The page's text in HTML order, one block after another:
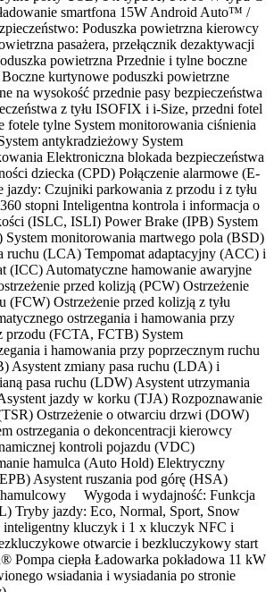
smartfona 15W Android Auto™ /
Poduszka powietrzna kierowcy
pasażera, przełącznik dezaktywacji
powietrzna Przednie i tylne boczne
kurtynowe poduszki powietrzne
na wysokość przednie pasy bezpieczeństwa
z tyłu ISOFIX i i-Size, przedni fotel
fotele tylne System monitorowania ciśnienia
antykradzieżowy System
Elektroniczna blokada bezpieczeństwa
dziecka (CPD) Połączenie alarmowe (E-
Czujniki parkowania z przodu i z tyłu
stopni Inteligentna kontrola i informacja o
(ISLC, ISLI) Power Brake (IPB) System
monitorowania martwego pola (BSD)
ruchu (LCA) Tempomat adaptacyjny (ACC) i
(ICC) Automatyczne hamowanie awaryjne
przed kolizją (PCW) Ostrzeżenie
(FCW) Ostrzeżenie przed kolizją z tyłu
ostrzegania i hamowania przy
przodu (FCTA, FCTB) System
i hamowania przy poprzecznym ruchu
Asystent zmiany pasa ruchu (LDA) i
pasa ruchu (LDW) Asystent utrzymania
jazdy w korku (TJA) Rozpoznawanie
Ostrzeżenie o otwarciu drzwi (DOW)
ostrzegania o dekoncentracji kierowcy
kontroli pojazdu (VDC)
hamulca (Auto Hold) Elektryczny
Asystent ruszania pod górę (HSA)
Wygoda i wydajność: Funkcja
Tryby jazdy: Eco, Normal, Sport, Snow
inteligentny kluczyk i 1 x kluczyk NFC i
otwarcie i bezkluczykowy start
Pompa ciepła Ładowarka pokładowa 11 kW
wsiadania i wysiadania po stronie